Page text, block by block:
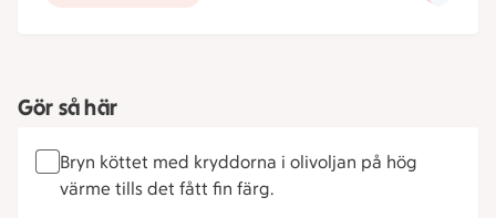
Gör så här
Bryn köttet med kryddorna i olivoljan på hög
värme tills det fått fin färg.